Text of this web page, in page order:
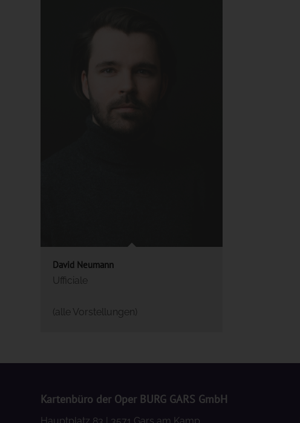
David Neumann
Ufficiale
(alle Vorstellungen)
Kartenbüro der Oper BURG GARS GmbH